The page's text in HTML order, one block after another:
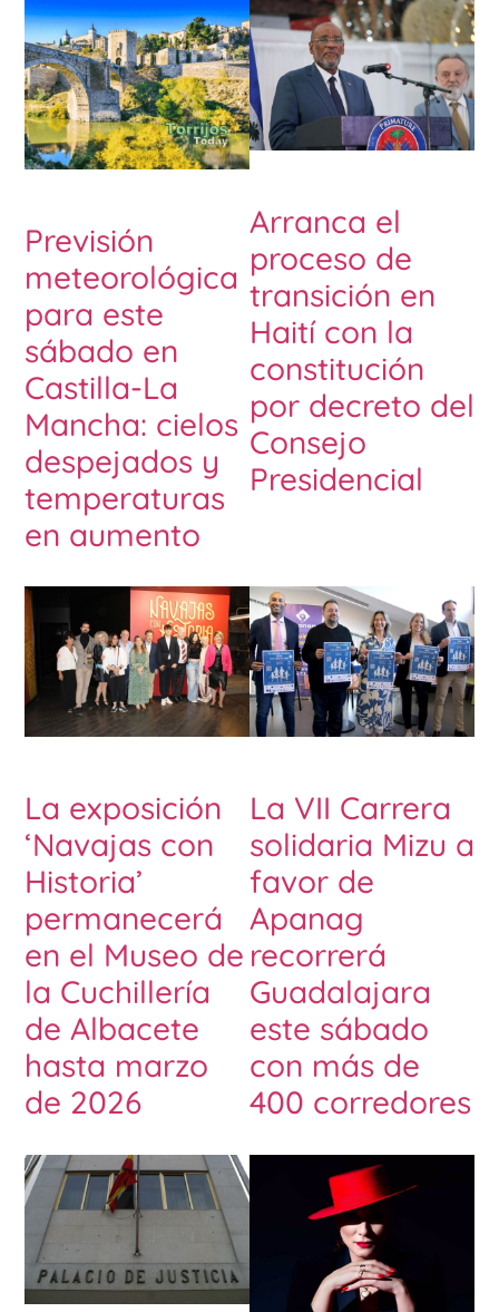
Previsión
meteorológica
para este
sábado en
Castilla-La
Mancha: cielos
despejados y
temperaturas
en aumento
Arranca el
proceso de
transición en
Haití con la
constitución
por decreto del
Consejo
Presidencial
La exposición
‘Navajas con
Historia’
permanecerá
en el Museo de
la Cuchillería
de Albacete
hasta marzo
de 2026
La VII Carrera
solidaria Mizu a
favor de
Apanag
recorrerá
Guadalajara
este sábado
con más de
400 corredores